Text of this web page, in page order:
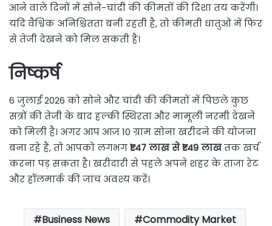
आने वाले दिनों में सोने-चांदी की कीमतों की दिशा तय करेंगी।
यदि वैश्विक अनिश्चितता बनी रहती है, तो कीमती धातुओं में फिर
से तेजी देखने को मिल सकती है।
निष्कर्ष
6 जुलाई 2026 को सोने और चांदी की कीमतों में पिछले कुछ
सत्रों की तेजी के बाद हल्की स्थिरता और मामूली नरमी देखने
को मिली है। अगर आप आज 10 ग्राम सोना खरीदने की योजना
बना रहे हैं, तो आपको लगभग₹1.47 लाख से ₹1.49 लाखतक खर्च
करना पड़ सकता है। खरीदारी से पहले अपने शहर के ताजा रेट
और हॉलमार्क की जांच अवश्य करें।
Business News
Commodity Market